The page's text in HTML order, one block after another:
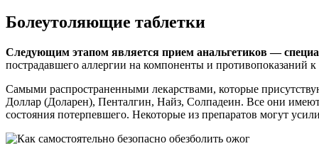
Болеутоляющие таблетки
Следующим этапом является прием анальгетиков —
пострадавшего аллергии на компоненты и противопоказаний
Самыми распространенными лекарствами, которые
Доллар (Доларен), Пенталгин, Найз, Солпадеин. Все они
состояния потерпевшего. Некоторые из препаратов могут